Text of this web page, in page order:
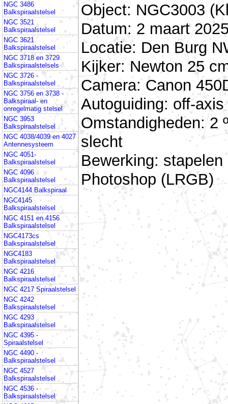
NGC 3486
Balkspiraalstelsel
NGC 3521
Balkspiraalstelsel
NGC 3621
Balkspiraalstelsel
NGC 3718 en 3729
Balkspiraalstelsels
NGC 3726 -
Balkspiraalstelsel
NGC 3756 en 3738 -
Balkspiraal- en
onregelmatig stelsel
NGC 3953
Balkspiraalstelsel
NGC 4038/4039 en 4027
Antennesysteem
NGC 4051-
Balkspiraalstelsel
NGC 4096
Balkspiraalstelsel
NGC4144 Balkspiraal
NGC4145
Balkspiraalstelsel
NGC 4151 en 4156
Balkspiraalstelsel
NGC4173cs
Balkspiraalstelsel
NGC4183
Balkspiraalstelsel
NGC 4216
Balkspiraalstelsel
NGC 4217 Spiraalstelsel
NGC 4242
Balkspiraalstelsel
NGC 4293
Balkspiraalstelsel
NGC 4395 -
Spiraalstelsel
NGC 4490 -
Balkspiraalstelsel
NGC 4527
Balkspiraalstelsel
NGC 4536 -
Balkspiraalstelsel
Object: NGC3003
Datum: 2 maart
Locatie: Den Burg
Kijker: Newton 25
Camera: Canon
Autoguiding: off-
Omstandigheden: 2
slecht
Bewerking:
Photoshop (LRGB)